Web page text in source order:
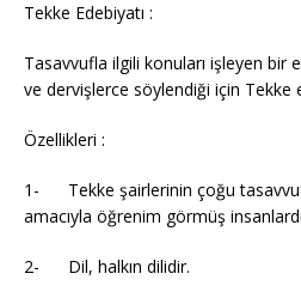
Tekke Edebiyatı :
Tasavvufla ilgili konuları işleyen bir
ve dervişlerce söylendiği için Tekke
Özellikleri :
1- Tekke şairlerinin çoğu
amacıyla öğrenim görmüş
2- Dil, halkın dilidir.